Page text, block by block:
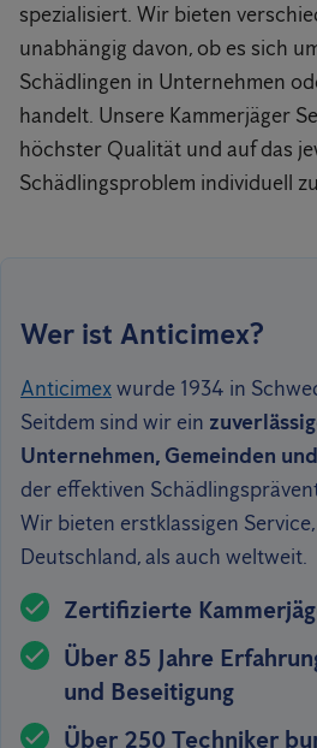
spezialisiert. Wir bieten
unabhängig davon, ob es sich
Schädlingen in Unternehmen
handelt. Unsere Kammerjäger
höchster Qualität und auf das
Schädlingsproblem individuell
Wer ist Anticimex?
Anticimexwurde 1934 in
Seitdem sind wir ein
Unternehmen, Gemeinden
der effektiven
Wir bieten erstklassigen
Deutschland, als auch weltweit.
Zertifizierte
Über 85 Jahre
und Beseitigung
Über 250 Techniker